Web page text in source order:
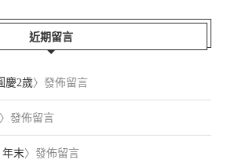
近期留言
慶2歲〉發佈留言
〉發佈留言
年末〉發佈留言